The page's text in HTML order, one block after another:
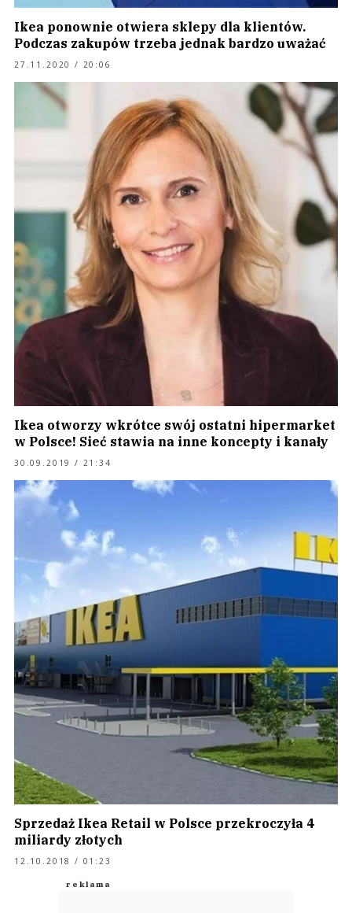
Ikea ponownie otwiera sklepy dla klientów.
Podczas zakupów trzeba jednak bardzo uważać
27.11.2020 / 20:06
Ikea otworzy wkrótce swój ostatni hipermarket
w Polsce! Sieć stawia na inne koncepty i kanały
30.09.2019 / 21:34
Sprzedaż Ikea Retail w Polsce przekroczyła 4
miliardy złotych
12.10.2018 / 01:23